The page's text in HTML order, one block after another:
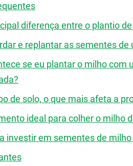
diferença entre o plantio
e replantar as sementes
se eu plantar o milho
de solo, o que mais afeta a
ideal para colher o milho
investir em sementes de